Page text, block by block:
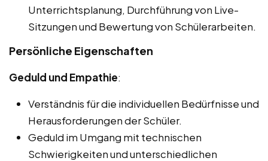
Unterrichtsplanung, Durchführung von Live-
Sitzungen und Bewertung von Schülerarbeiten.
Persönliche Eigenschaften
Geduld und Empathie:
Verständnis für die individuellen Bedürfnisse und
Herausforderungen der Schüler.
Geduld im Umgang mit technischen
Schwierigkeiten und unterschiedlichen